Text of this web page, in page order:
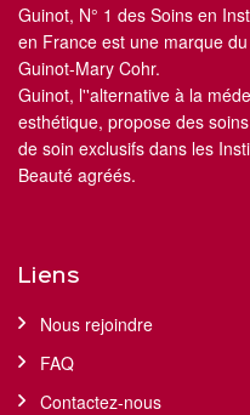
Guinot, N° 1 des Soins en
en France est une marque
Guinot-Mary Cohr.
Guinot, l''alternative à la
esthétique, propose des
de soin exclusifs dans les
Beauté agréés.
Liens
Nous rejoindre
FAQ
Contactez-nous